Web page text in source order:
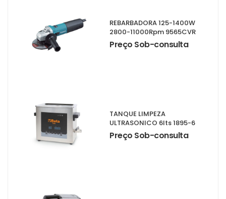
REBARBADORA 125-1400W
2800-11000Rpm 9565CVR
Preço Sob-consulta
TANQUE LIMPEZA
ULTRASONICO 6lts 1895-6
Preço Sob-consulta